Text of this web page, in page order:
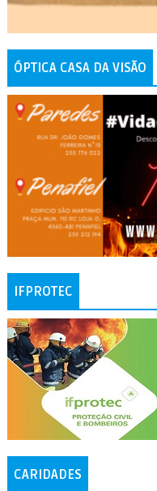
ÓPTICA CASA DA VISÃO
IFPROTEC
CARIDADES